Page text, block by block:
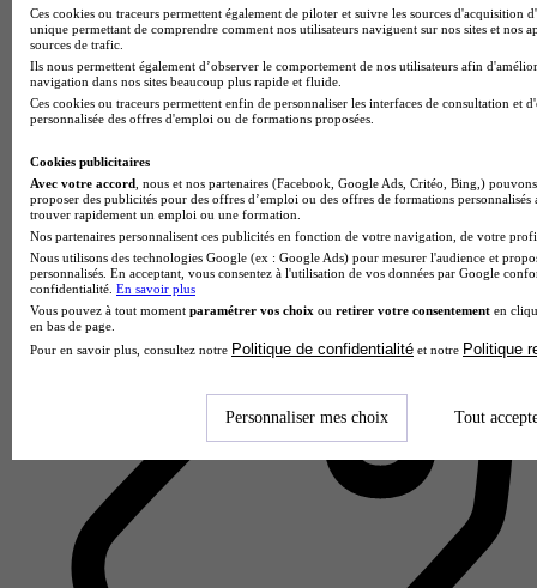
ICAN - Lille
Aucun avis
Lille
Ces cookies ou traceurs permettent également de piloter et suivre les sources d'acquisition
unique permettant de comprendre comment nos utilisateurs naviguent sur nos sites et nos
sources de trafic.
Ils nous permettent également d’observer le comportement de nos utilisateurs afin
navigation dans nos sites beaucoup plus rapide et fluide.
Ces cookies ou traceurs permettent enfin de personnaliser les interfaces de consultation et
personnalisée des offres d'emploi ou de formations proposées.
Cookies publicitaires
Avec votre accord , nous et nos partenaires (Facebook, Google Ads, Critéo, Bing,)
proposer des publicités pour des offres d’emploi ou des offres de formations
trouver rapidement un emploi ou une formation.
Nos partenaires personnalisent ces publicités en fonction de votre navigation, de votre
Nous utilisons des technologies Google (ex : Google Ads) pour mesurer l'audience et
personnalisés. En acceptant, vous consentez à l'utilisation de vos données par Google
confidentialité. En savoir plus
Vous pouvez à tout moment paramétrer vos choix ou retirer votre consentement en
en bas de page.
Pour en savoir plus, consultez notre Politique de confidentialité et notre Politique
Personnaliser mes choix Tout